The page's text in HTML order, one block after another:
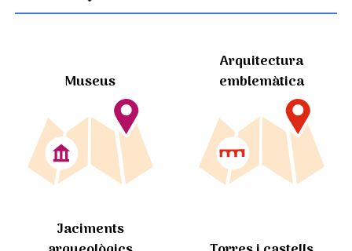
Museus
Arquitectura
emblemàtica
Jaciments